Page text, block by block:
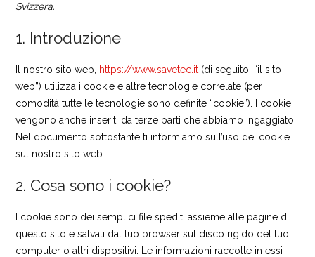
Svizzera.
1. Introduzione
Il nostro sito web, https://www.savetec.it (di seguito: “il sito
web”) utilizza i cookie e altre tecnologie correlate (per
comodità tutte le tecnologie sono definite “cookie”). I cookie
vengono anche inseriti da terze parti che abbiamo ingaggiato.
Nel documento sottostante ti informiamo sull’uso dei cookie
sul nostro sito web.
2. Cosa sono i cookie?
I cookie sono dei semplici file spediti assieme alle pagine di
questo sito e salvati dal tuo browser sul disco rigido del tuo
computer o altri dispositivi. Le informazioni raccolte in essi